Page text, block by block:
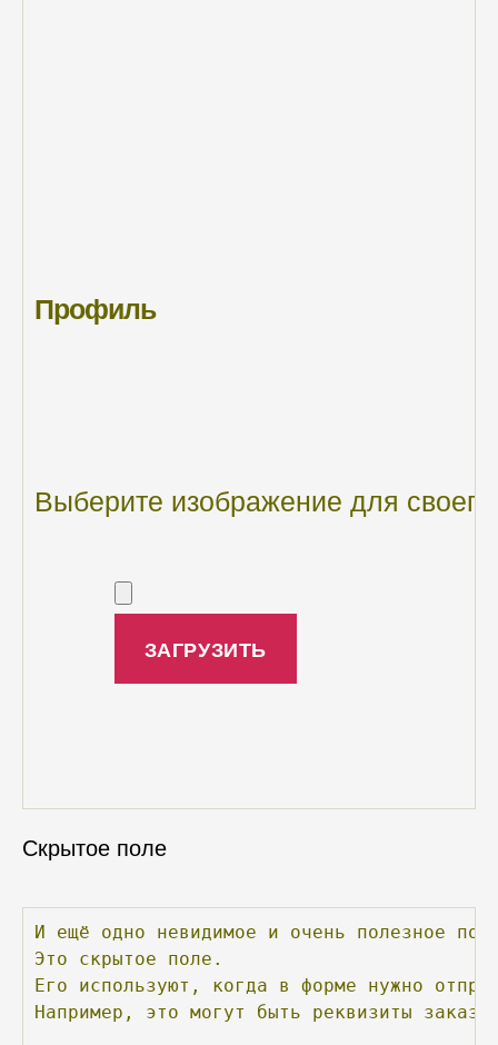
Профиль
Выберите изображение для своего
Скрытое поле
И ещё одно невидимое и очень полезное
Это
скрытое
поле.
Его
используют, когда в форме нужно
Например,
это могут быть реквизиты заказа